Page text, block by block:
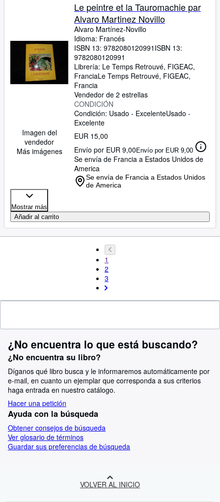
Imagen del
vendedor
Más imágenes
Le peintre et la Tauromachie par
Alvaro Martinez Novillo
Alvaro Martínez-Novillo
Idioma: Francés
ISBN 13: 9782080120991 ISBN 13:
9782080120991
Librería: Le Temps Retrouvé, FIGEAC,
FranciaLe Temps Retrouvé, FIGEAC,
Francia
Vendedor de 2 estrellas
CONDICIÓN
Condición: Usado - ExcelenteUsado -
Excelente
EUR 15,00
Envío por EUR 9,00Envío por EUR 9,00
Se envía de Francia a Estados Unidos de
America
Se envía de Francia a Estados Unidos
de America
Mostrar más
Añadir al carrito
1
2
3
¿No encuentra lo que está buscando?
¿No encuentra su libro?
Díganos qué libro busca y le informaremos automáticamente por
e-mail, en cuanto un ejemplar que corresponda a sus criterios
haga entrada en nuestro catálogo.
Hacer una petición
Ayuda con la búsqueda
Obtener consejos de búsqueda
Ver glosario de términos
Guardar sus preferencias de búsqueda
VOLVER AL INICIO